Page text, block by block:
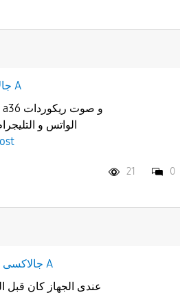
جالاكسى A
الواتس و
21 0
جالاكسى A
عندى الجهاز كان